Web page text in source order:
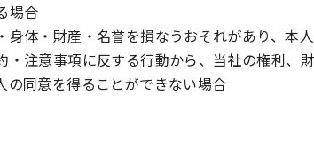
場合
身体・財産・名誉を損なうおそれがあり、本
・注意事項に反する行動から、当社の権利、
の同意を得ることができない場合